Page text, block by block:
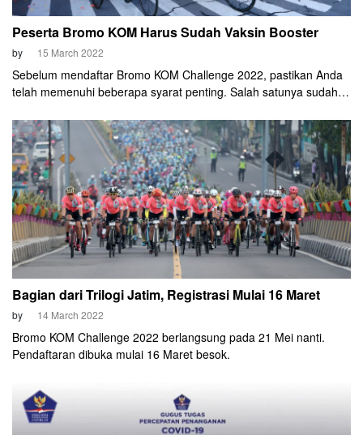
Peserta Bromo KOM Harus Sudah Vaksin Booster
by 15 March 2022
Sebelum mendaftar Bromo KOM Challenge 2022, pastikan Anda
telah memenuhi beberapa syarat penting. Salah satunya sudah
Bagian dari Trilogi Jatim, Registrasi Mulai 16 Maret
by 14 March 2022
Bromo KOM Challenge 2022 berlangsung pada 21 Mei nanti.
Pendaftaran dibuka mulai 16 Maret besok.